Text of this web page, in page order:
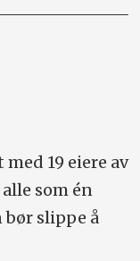
19 eiere av
som én
slippe å